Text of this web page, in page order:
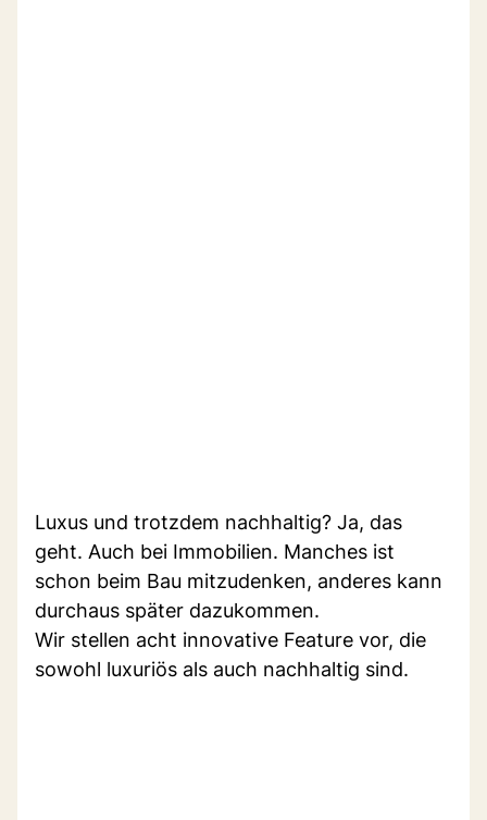
Luxus und trotzdem nachhaltig? Ja, das
geht. Auch bei Immobilien. Manches ist
schon beim Bau mitzudenken, anderes kann
durchaus später dazukommen.
Wir stellen acht innovative Feature vor, die
sowohl luxuriös als auch nachhaltig sind.